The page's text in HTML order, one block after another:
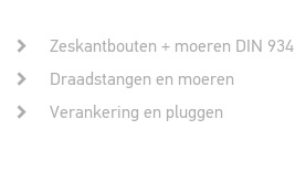
Zeskantbouten + moeren DIN 934
Draadstangen en moeren
Verankering en pluggen